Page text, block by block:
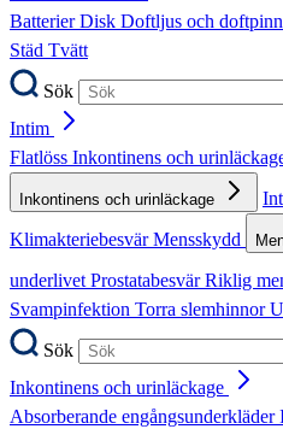
BatterierDisk Doftljus och
Städ Tvätt
Sök
Intim
Flatlöss Inkontinens och
Inkontinens och urinläckage
KlimakteriebesvärMensskydd
underlivetProstatabesvärRiklig
Svampinfektion Torra slemhinnor
Sök
Inkontinens och urinläckage
Absorberande engångsunderkläder